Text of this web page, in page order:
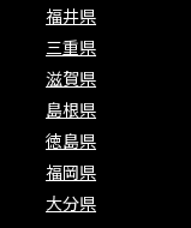
福井県
三重県
滋賀県
島根県
徳島県
福岡県
大分県